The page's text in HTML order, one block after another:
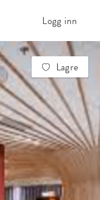
Logg inn
Lagre